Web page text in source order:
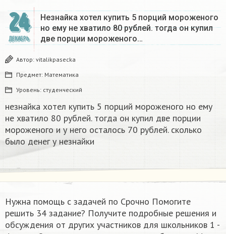
24
ДЕКАБРЬ
Незнайка хотел купить 5 порций мороженого
но ему не хватило 80 рублей. тогда он купил
две порции мороженого…
Автор: vitalikpasecka
Предмет: Математика
Уровень: студенческий
незнайка хотел купить 5 порций мороженого но ему
не хватило 80 рублей. тогда он купил две порции
мороженого и у него осталось 70 рублей. сколько
было денег у незнайки
Нужна помощь с задачей по Срочно Помогите
решить 34 задание? Получите подробные решения и
обсуждения от других участников для школьников 1 -